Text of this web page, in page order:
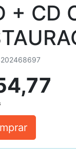
+ CD